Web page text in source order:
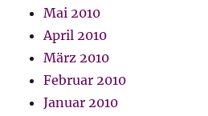
Mai 2010
April 2010
März 2010
Februar 2010
Januar 2010